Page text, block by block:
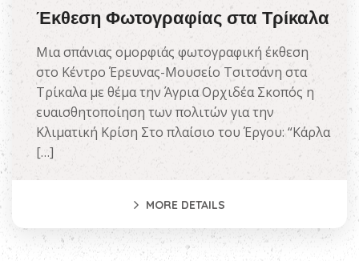
Έκθεση Φωτογραφίας στα Τρίκαλα
Μια σπάνιας ομορφιάς φωτογραφική έκθεση
στο Κέντρο Έρευνας-Μουσείο Τσιτσάνη στα
Τρίκαλα με θέμα την Άγρια Ορχιδέα Σκοπός η
ευαισθητοποίηση των πολιτών για την
Κλιματική Κρίση Στο πλαίσιο του Έργου: “Κάρλα
[…]
MORE DETAILS